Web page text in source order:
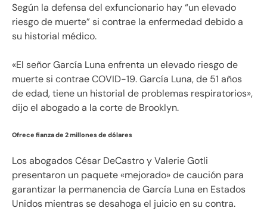
Según la defensa del exfuncionario hay “un elevado
riesgo de muerte” si contrae la enfermedad debido a
su historial médico.
«El señor García Luna enfrenta un elevado riesgo de
muerte si contrae COVID-19. García Luna, de 51 años
de edad, tiene un historial de problemas respiratorios»,
dijo el abogado a la corte de Brooklyn.
Ofrece fianza de 2 millones de dólares
Los abogados César DeCastro y Valerie Gotli
presentaron un paquete «mejorado» de caución para
garantizar la permanencia de García Luna en Estados
Unidos mientras se desahoga el juicio en su contra.